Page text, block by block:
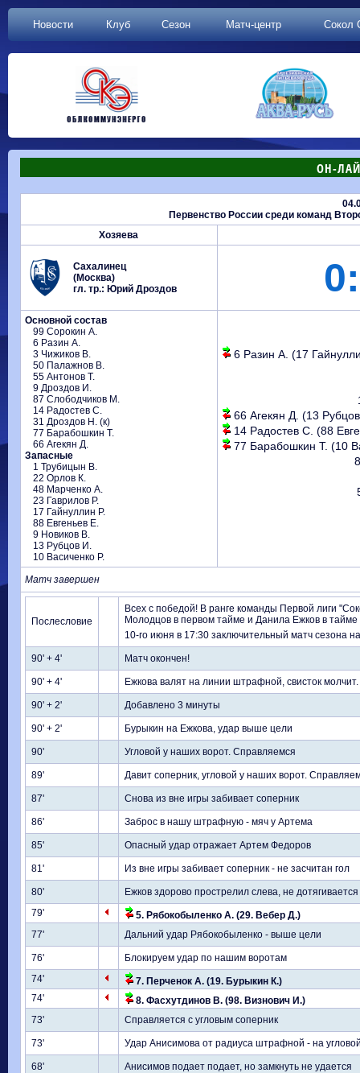
Новости Клуб Сезон Матч-центр Сокол
ОН-
Первенство России среди команд
Хозяева
Сахалинец
(Москва)
гл. тр.: Юрий Дроздов
Основной состав
99 Сорокин А.
6 Разин А.
3 Чижиков В.
50 Палажнов В.
55 Антонов Т.
9 Дроздов И.
87 Слободчиков М.
14 Радостев С.
31 Дроздов Н. (к)
77 Барабошкин Т.
66 Агекян Д.
Запасные
1 Трубицын В.
22 Орлов К.
48 Марченко А.
23 Гаврилов Р.
17 Гайнуллин Р.
88 Евгеньев Е.
9 Новиков В.
13 Рубцов И.
10 Васиченко Р.
6 Разин А. (17
66 Агекян Д. (13
14 Радостев С. (88
77 Барабошкин Т. (10
Матч завершен
Послесловие
Всех с победой! В ранге команды Первой лиги
Молодцов в первом тайме и Данила Ежков в тайме
10-го июня в 17:30 заключительный матч сезона
90' + 4' Матч окончен!
90' + 4' Ежкова валят на линии штрафной, свисток
90' + 2' Добавлено 3 минуты
90' + 2' Бурыкин на Ежкова, удар выше цели
90' Угловой у наших ворот. Справляемся
89' Давит соперник, угловой у наших ворот.
87' Снова из вне игры забивает соперник
86' Заброс в нашу штрафную - мяч у Артема
85' Опасный удар отражает Артем Федоров
81' Из вне игры забивает соперник - не засчитан гол
80'
Ежков здорово прострелил слева, не
79'
5. Рябокобыленко А. (29. Вебер Д.)
77'
Дальний удар Рябокобыленко - выше цели
76'
Блокируем удар по нашим воротам
74'
7. Перченок А. (19. Бурыкин К.)
74'
8. Фасхутдинов В. (98. Визнович И.)
73'
Справляется с угловым соперник
73' Удар Анисимова от радиуса штрафной - на
68' Анисимов подает подает, но замкнуть не удается